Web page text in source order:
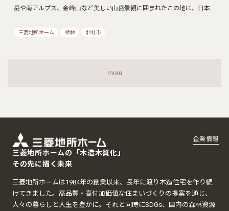
岳や南アルプス、金峰山など美しい山岳景観に囲まれたこの地は、日本…
三菱地所ホーム 植林 北杜市
more
三菱地所ホームの「木造木質化」
その先に描く未来
三菱地所ホームは1984年の創業以来、長年に渡り木造住宅を作り続
けてきました。高品質・高付加価値な住まいづくりの提案を通じ、
人々の暮らしと人生を豊かに。それと同時にSDGs、国内の森林資源
企業情報